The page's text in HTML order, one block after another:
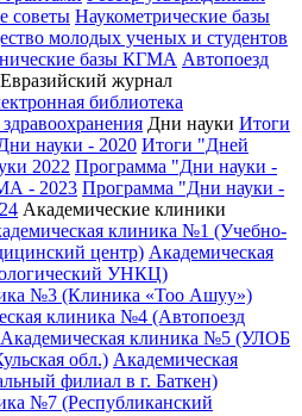
советы Наукометрические базы
молодых ученых и студентов
базы КГМА Автопоезд
журнал
библиотека
Дни науки Итоги
науки - 2020 Итоги "Дней
2022 Программа "Дни науки -
- 2023 Программа "Дни науки -
Академические клиники
клиника №1 (Учебно-
центр) Академическая
УНКЦ)
№3 (Клиника «Тоо Ашуу»)
клиника №4 (Автопоезд
Академическая клиника №5 (УЛОБ
обл.) Академическая
филиал в г. Баткен)
№7 (Республиканский